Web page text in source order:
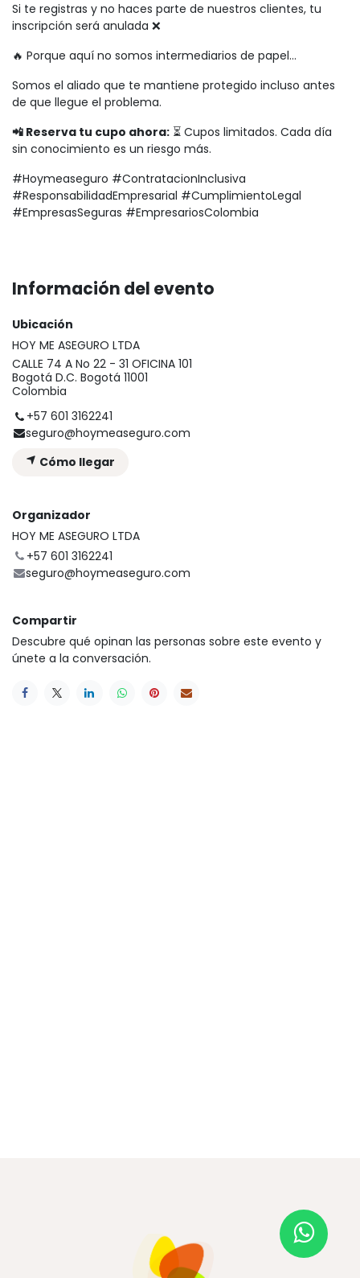
Si te registras y no haces parte de nuestros clientes, tu
inscripción será anulada ❌
🔥 Porque aquí no somos intermediarios de papel…
Somos el aliado que te mantiene protegido incluso antes
de que llegue el problema.
📲 Reserva tu cupo ahora: ⏳ Cupos limitados. Cada día
sin conocimiento es un riesgo más.
#Hoymeaseguro #ContratacionInclusiva
#ResponsabilidadEmpresarial #CumplimientoLegal
#EmpresasSeguras #EmpresariosColombia
Información del evento
Ubicación
HOY ME ASEGURO LTDA
CALLE 74 A No 22 - 31 OFICINA 101
Bogotá D.C. Bogotá 11001
Colombia
+57 601 3162241
seguro@hoymeaseguro.com
Cómo llegar
Organizador
HOY ME ASEGURO LTDA
+57 601 3162241
seguro@hoymeaseguro.com
Compartir
Descubre qué opinan las personas sobre este evento y
únete a la conversación.